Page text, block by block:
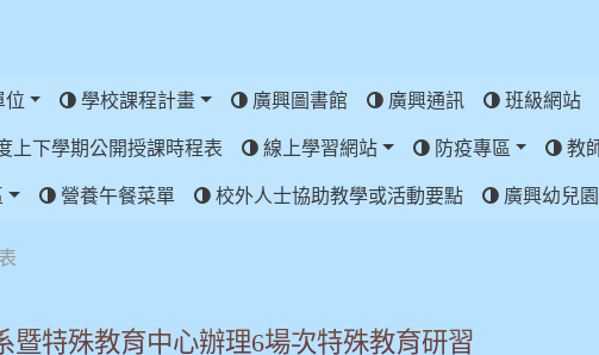
位 學校課程計畫 廣興圖書館 廣興通訊 班級網站
上下學期公開授課時程表 線上學習網站 防疫專區 教
營養午餐菜單 校外人士協助教學或活動要點 廣興幼兒
暨特殊教育中心辦理6場次特殊教育研習